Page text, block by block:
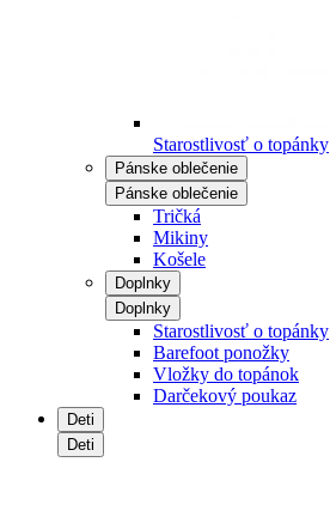
Starostlivosť o topánky
Pánske oblečenie
Pánske oblečenie
Tričká
Mikiny
Košele
Doplnky
Doplnky
Starostlivosť o topánky
Barefoot ponožky
Vložky do topánok
Darčekový poukaz
Deti
Deti